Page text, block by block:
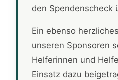
den Spendenscheck
Ein ebenso
unseren Sponsoren
Helferinnen und
Einsatz dazu